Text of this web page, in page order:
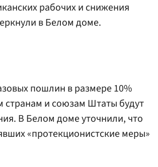
рабочих и снижения
в Белом доме.
пошлин в размере 10%
странам и союзам Штаты будут
В Белом доме уточнили, что
«протекционистские меры»